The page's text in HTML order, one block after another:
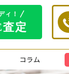
コラム